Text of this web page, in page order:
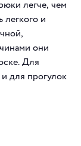
легче, чем
и
они
Для
для прогулок